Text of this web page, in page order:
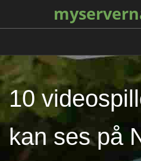
10
kan ses på